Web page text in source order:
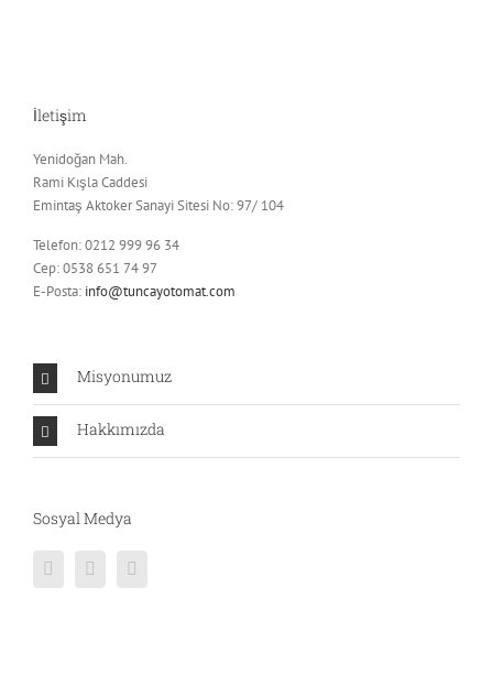
İletişim
Yenidoğan Mah.
Rami Kışla Caddesi
Emintaş Aktoker Sanayi Sitesi No: 97/ 104
Telefon: 0212 999 96 34
Cep: 0538 651 74 97
E-Posta: info@tuncayotomat.com
Misyonumuz
Hakkımızda
Sosyal Medya